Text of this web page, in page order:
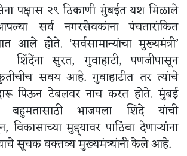
पक्षास २९ ठिकाणी मुंबईत यश मिळाले
सर्व नगरसेवकांना पंचतारांकित
आले होते. ‘सर्वसामान्यांचा मुख्यमंत्री’
शिंदेंना सुरत, गुवाहाटी, पणजीपासून
सवय आहे. गुवाहाटीत तर त्यांचे
पिऊन टेबलवर नाच करत होते. मुंबई
बहुमतासाठी भाजपला शिंदे यांची
मुद्द्यावर पाठिंबा देणाऱ्यांना
सूचक वक्तव्य मुख्यमंत्र्यांनी केले आहे.